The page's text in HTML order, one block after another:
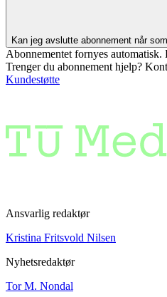
Kan jeg avslutte abonnement når
Abonnementet fornyes
Trenger du abonnement hjelp?
Kundestøtte
Ansvarlig redaktør
Kristina Fritsvold Nilsen
Nyhetsredaktør
Tor M. Nondal